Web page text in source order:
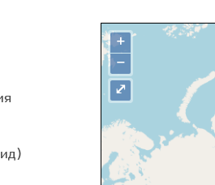
+
−
⤢